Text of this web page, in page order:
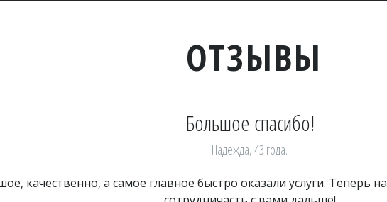
ОТЗЫВЫ
качественно, а самое главное быстро оказали услуги. Теперь
Большое спасибо!
Надежда, 43 года.